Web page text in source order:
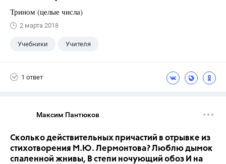
Трином (целые числа)
2 марта 2018
Учебники Учителя
1 ответ
Максим Пантюков
Сколько действительных причастий в отрывке из
стихотворения М.Ю. Лермонтова? Люблю дымок
спаленной жнивы, В степи ночующий обоз И на